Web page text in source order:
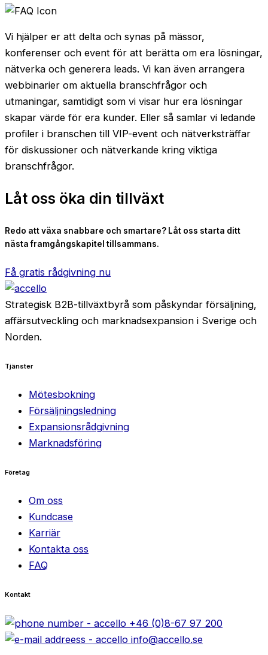
Vi hjälper er att delta och synas på mässor,
konferenser och event för att berätta om era lösningar,
nätverka och generera leads. Vi kan även arrangera
webbinarier om aktuella branschfrågor och
utmaningar, samtidigt som vi visar hur era lösningar
skapar värde för era kunder. Eller så samlar vi ledande
profiler i branschen till VIP-event och nätverksträffar
för diskussioner och nätverkande kring viktiga
branschfrågor.
Låt oss öka din tillväxt
Redo att växa snabbare och smartare? Låt oss starta ditt
nästa framgångskapitel tillsammans.
Få gratis rådgivning nu
Strategisk B2B-tillväxtbyrå som påskyndar försäljning,
affärsutveckling och marknadsexpansion i Sverige och
Norden.
Tjänster
Mötesbokning
Försäljningsledning
Expansionsrådgivning
Marknadsföring
Företag
Om oss
Kundcase
Karriär
Kontakta oss
FAQ
Kontakt
+46 (0)8-67 97 200
info@accello.se